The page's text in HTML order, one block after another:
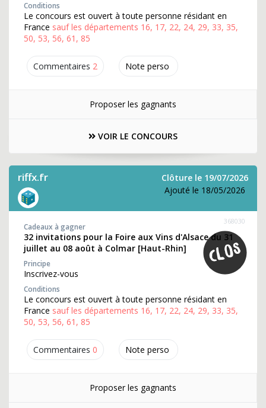
Commentaires 2 Note perso
Conditions
Le concours est ouvert à toute personne résidant en
France sauf les départements 16, 17, 22, 24, 29, 33, 35,
50, 53, 56, 61, 85
Proposer les gagnants
VOIR LE CONCOURS
riffx.fr
Clôture le 19/07/2026
Ajouté le 18/05/2026
Commentaires 0 Note perso
368030
Cadeaux à gagner
32 invitations pour la Foire aux Vins d'Alsace du 31
juillet au 08 août à Colmar [Haut-Rhin]
Principe
Inscrivez-vous
Conditions
Le concours est ouvert à toute personne résidant en
France sauf les départements 16, 17, 22, 24, 29, 33, 35,
50, 53, 56, 61, 85
Proposer les gagnants